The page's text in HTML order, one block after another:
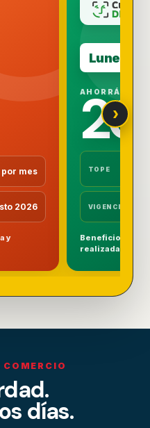
›
mes
2026
y
Lunes a
AHORRÁ
TOPE
VIGENCIA
Beneficio
realizadas con
COMERCIO
días.